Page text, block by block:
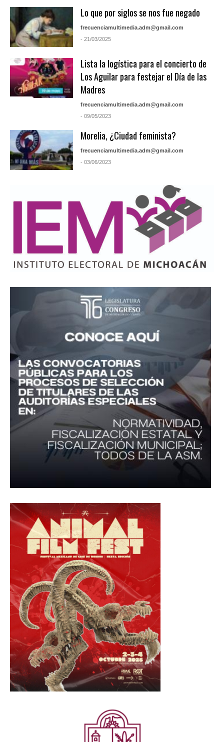
Lo que por siglos se nos fue negado
frecuenciamultimedia.adm@gmail.com
- 21/03/2025
Lista la logística para el concierto de
Los Aguilar para festejar el Día de las
Madres
frecuenciamultimedia.adm@gmail.com
- 09/05/2023
Morelia, ¿Ciudad feminista?
frecuenciamultimedia.adm@gmail.com
- 03/06/2023